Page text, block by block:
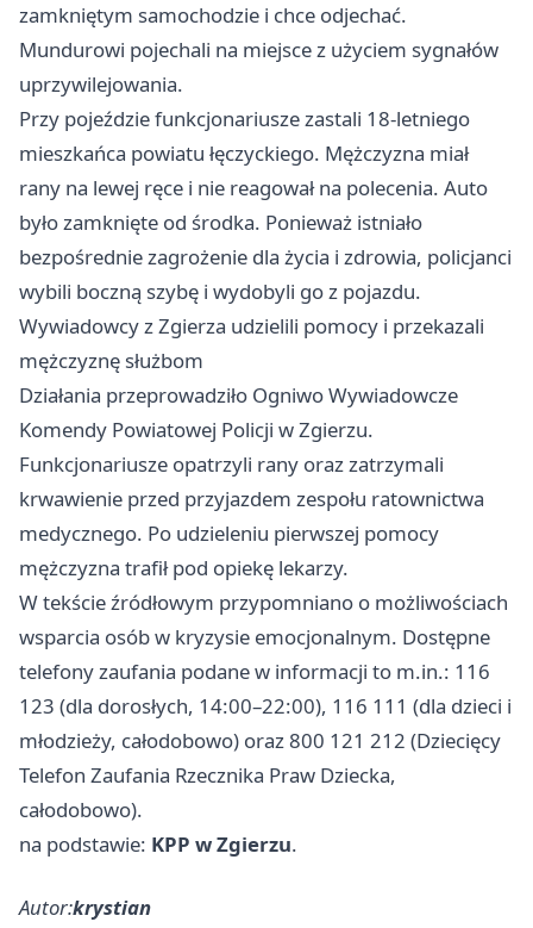
zamkniętym samochodzie i chce odjechać.
Mundurowi pojechali na miejsce z użyciem sygnałów
uprzywilejowania.
Przy pojeździe funkcjonariusze zastali 18-letniego
mieszkańca powiatu łęczyckiego. Mężczyzna miał
rany na lewej ręce i nie reagował na polecenia. Auto
było zamknięte od środka. Ponieważ istniało
bezpośrednie zagrożenie dla życia i zdrowia, policjanci
wybili boczną szybę i wydobyli go z pojazdu.
Wywiadowcy z Zgierza udzielili pomocy i przekazali
mężczyznę służbom
Działania przeprowadziło Ogniwo Wywiadowcze
Komendy Powiatowej Policji w Zgierzu.
Funkcjonariusze opatrzyli rany oraz zatrzymali
krwawienie przed przyjazdem zespołu ratownictwa
medycznego. Po udzieleniu pierwszej pomocy
mężczyzna trafił pod opiekę lekarzy.
W tekście źródłowym przypomniano o możliwościach
wsparcia osób w kryzysie emocjonalnym. Dostępne
telefony zaufania podane w informacji to m.in.: 116
123 (dla dorosłych, 14:00–22:00), 116 111 (dla dzieci i
młodzieży, całodobowo) oraz 800 121 212 (Dziecięcy
Telefon Zaufania Rzecznika Praw Dziecka,
całodobowo).
na podstawie: KPP w Zgierzu.
Autor:krystian